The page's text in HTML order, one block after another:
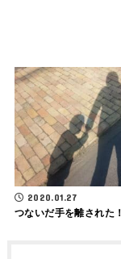
2020.01.27
つないだ手を離された！